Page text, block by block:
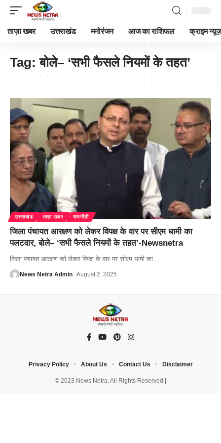
ताज़ा खबर उत्तराखंड मनोरंजन आज का राशिफल क्राइम न्यूज़
Tag:बोले– ‘सभी फैसले नियमों के तहत’
उत्तराखंड ताज़ा खबर राजनीती
जिला पंचायत आरक्षण को लेकर विपक्ष के वार पर सीएम धामी का
पलटवार, बोले– ‘सभी फैसले नियमों के तहत’-Newsnetra
जिला पंचायत आरक्षण को लेकर विपक्ष के वार पर सीएम धामी का
News Netra Admin August 2, 2025
© 2023 News Netra. All Rights Reserved |
Privacy Policy About Us Contact Us Disclaimer